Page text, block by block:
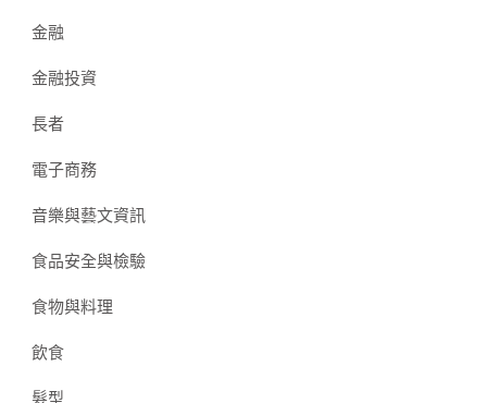
金融
金融投資
長者
電子商務
音樂與藝文資訊
食品安全與檢驗
食物與料理
飲食